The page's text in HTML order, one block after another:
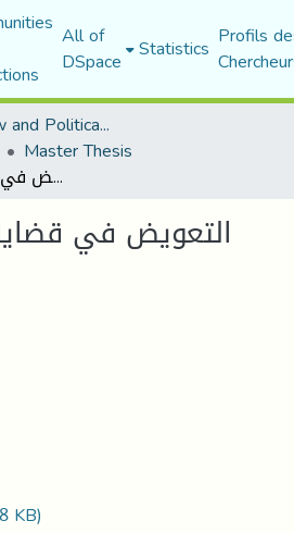
All of
DSpace Statistics Profils
Faculty of Law and Political Science
Master Thesis
التعويض في قضايا شؤون الأسرة
التعويض في
KB)